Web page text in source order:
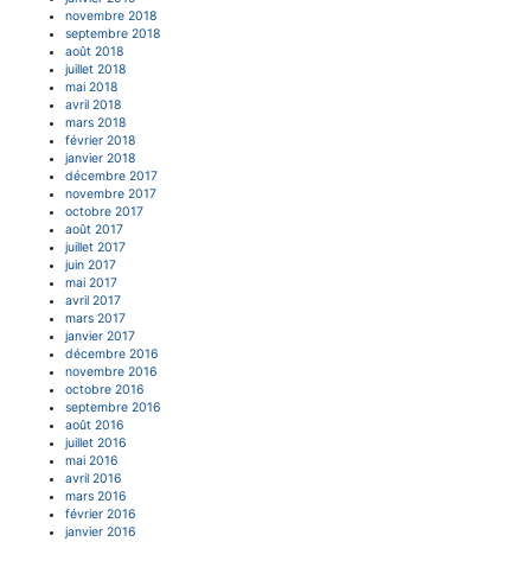
novembre 2018
septembre 2018
août 2018
juillet 2018
mai 2018
avril 2018
mars 2018
février 2018
janvier 2018
décembre 2017
novembre 2017
octobre 2017
août 2017
juillet 2017
juin 2017
mai 2017
avril 2017
mars 2017
janvier 2017
décembre 2016
novembre 2016
octobre 2016
septembre 2016
août 2016
juillet 2016
mai 2016
avril 2016
mars 2016
février 2016
janvier 2016